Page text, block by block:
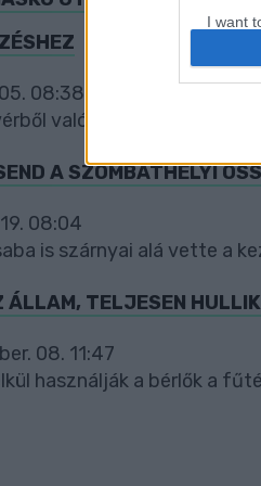
I want
web
I want
08:38
valók vagyunk.
A SZOMBATHELYI
08:04
is szárnyai alá vette a
TELJESEN
08. 11:47
használják a bérlők a